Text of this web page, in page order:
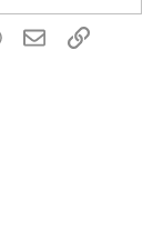
WhatsApp
EmailLink